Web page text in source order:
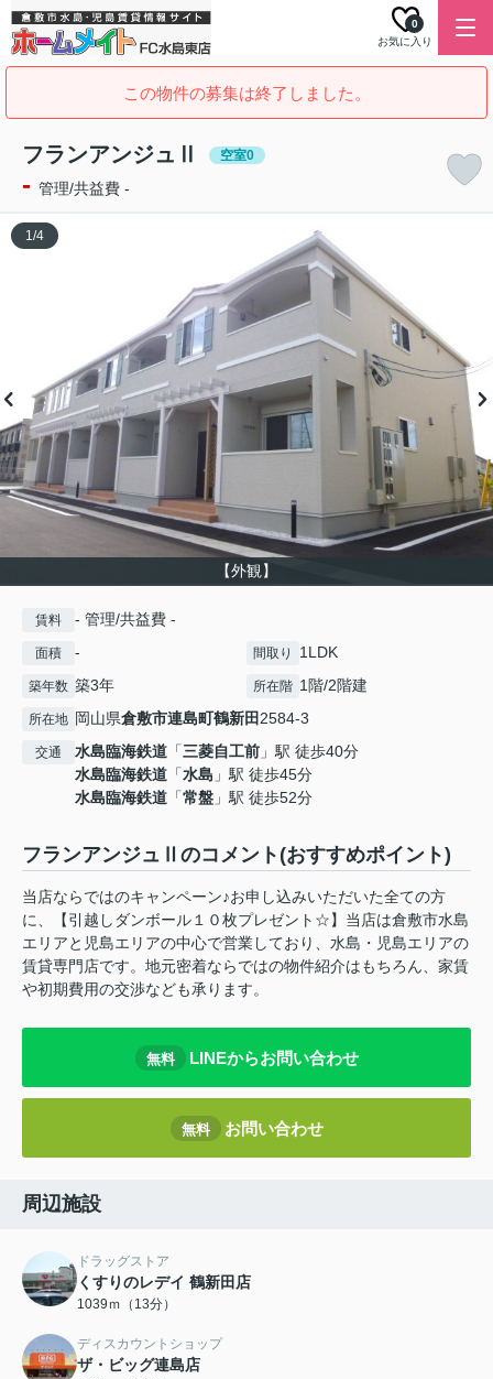
お気に入り
0
この物件の募集は終了しました。
フランアンジュⅡ 空室0
- 管理/共益費 -
【外観】
1/4
賃料 - 管理/共益費 -
面積 - 間取り 1LDK
築年数 築3年 所在階 1階/2階建
所在地 岡山県倉敷市連島町鶴新田2584-3
交通 水島臨海鉄道 「三菱自工前 」駅 徒歩40分
水島臨海鉄道 「水島 」駅 徒歩45分
水島臨海鉄道 「常盤 」駅 徒歩52分
フランアンジュⅡのコメント(おすすめポイント)
当店ならではのキャンペーン♪お申し込みいただいた全ての方
に、【引越しダンボール１０枚プレゼント☆】当店は倉敷市水島
エリアと児島エリアの中心で営業しており、水島・児島エリアの
賃貸専門店です。地元密着ならではの物件紹介はもちろん、家賃
や初期費用の交渉なども承ります。
無料 LINEからお問い合わせ
無料 お問い合わせ
周辺施設
ドラッグストア
くすりのレデイ 鶴新田店
1039ｍ（13分）
ディスカウントショップ
ザ・ビッグ連島店